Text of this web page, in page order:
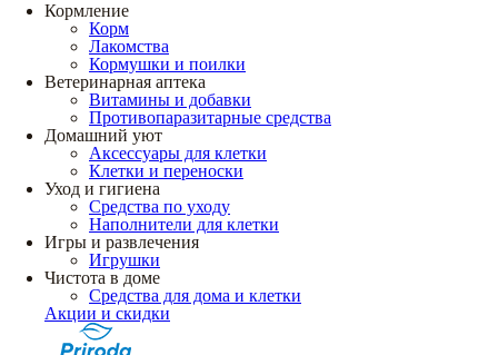
Кормление
Корм
Лакомства
Кормушки и поилки
Ветеринарная аптека
Витамины и добавки
Противопаразитарные средства
Домашний уют
Аксессуары для клетки
Клетки и переноски
Уход и гигиена
Средства по уходу
Наполнители для клетки
Игры и развлечения
Игрушки
Чистота в доме
Средства для дома и клетки
Акции и скидки